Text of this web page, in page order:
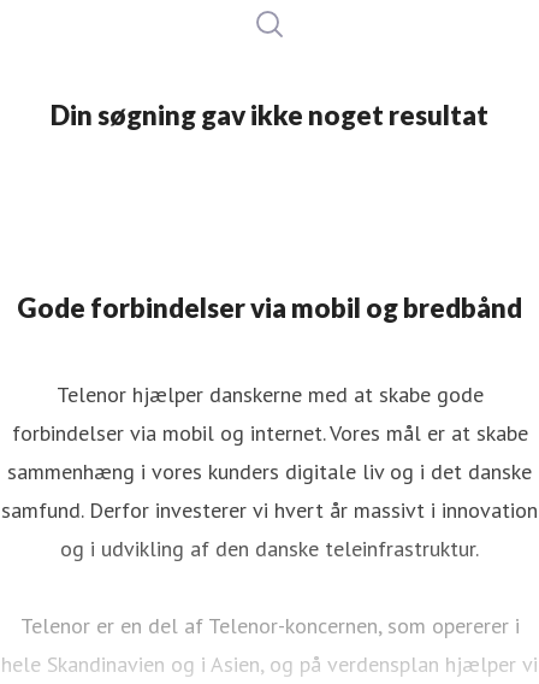
Din søgning gav ikke noget resultat
Gode forbindelser via mobil og bredbånd
Telenor hjælper danskerne med at skabe gode
forbindelser via mobil og internet. Vores mål er at skabe
sammenhæng i vores kunders digitale liv og i det danske
samfund. Derfor investerer vi hvert år massivt i innovation
og i udvikling af den danske teleinfrastruktur.
Telenor er en del af Telenor-koncernen, som opererer i
hele Skandinavien og i Asien, og på verdensplan hjælper vi